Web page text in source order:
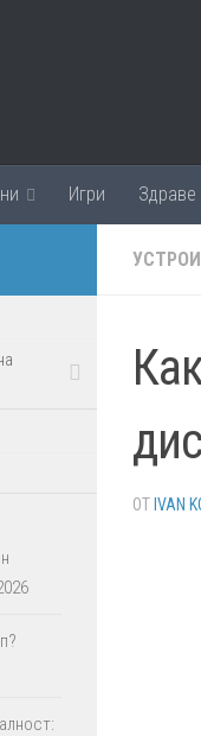
Игри Здраве
ОТ IVAN